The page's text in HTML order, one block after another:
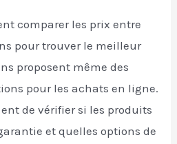
comparer les prix entre
pour trouver le meilleur
proposent même des
pour les achats en ligne.
de vérifier si les produits
et quelles options de